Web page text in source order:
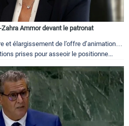
Ammor devant le patronat
et élargissement de l’offre d’animation…
prises pour asseoir le positionne...